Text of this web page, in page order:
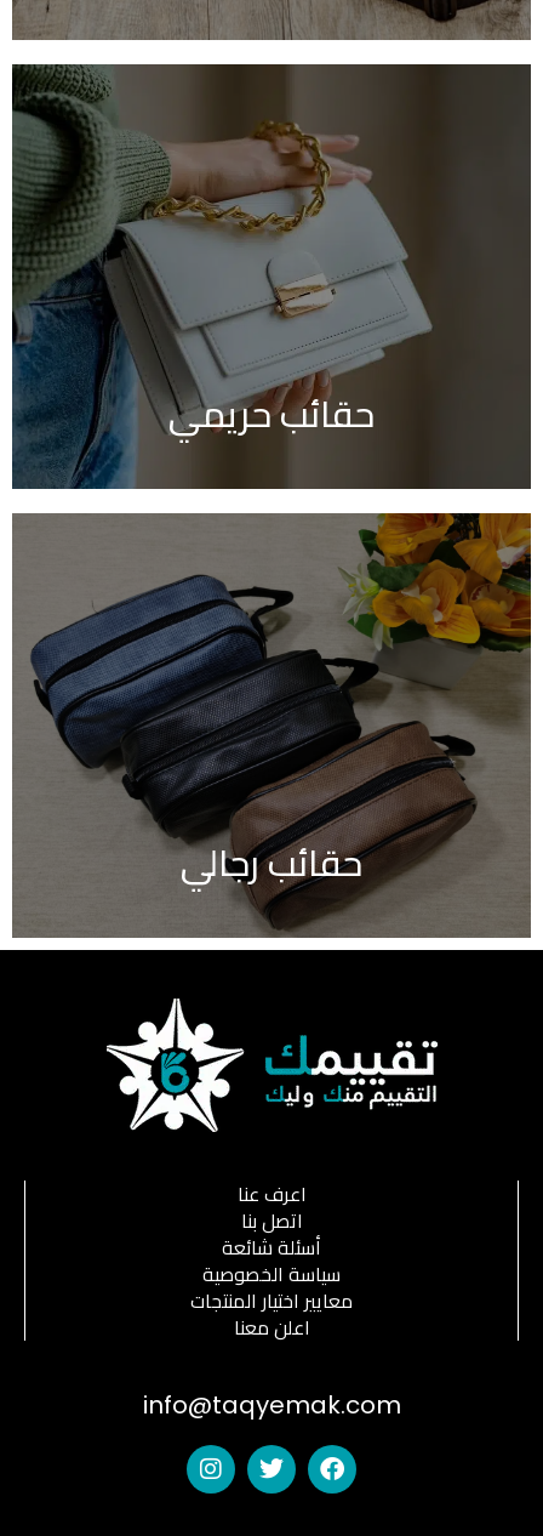
حقائب حريمي
حقائب رجالي
اعرف عنا
اتصل بنا
أسئلة شائعة
سياسة الخصوصية
معايير اختيار المنتجات
اعلن معنا
info@taqyemak.com
F
a
c
T
w
i
I
n
s